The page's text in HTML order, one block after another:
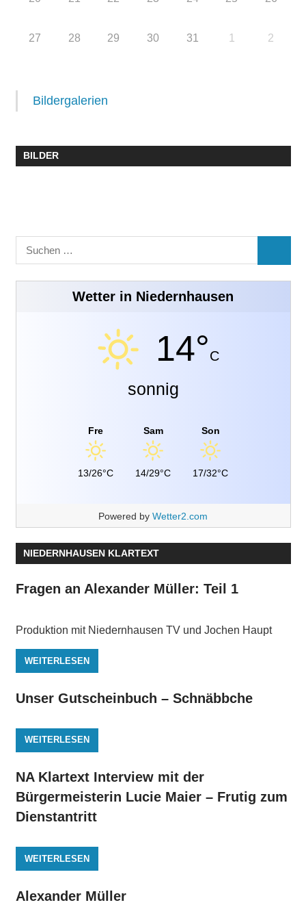
27 28 29 30 31 1 2
Bildergalerien
BILDER
Suchen
nach:
Wetter in Niedernhausen
14°C
sonnig
Fre
13/26°C
Sam
14/29°C
Son
17/32°C
Powered by Wetter2.com
NIEDERNHAUSEN KLARTEXT
Fragen an Alexander Müller: Teil 1
Produktion mit Niedernhausen TV und Jochen Haupt
WEITERLESEN
Unser Gutscheinbuch – Schnäbbche
WEITERLESEN
NA Klartext Interview mit der
Bürgermeisterin Lucie Maier – Frutig zum
Dienstantritt
WEITERLESEN
Alexander Müller